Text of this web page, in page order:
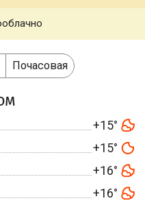
Почасовая
+15°
+15°
+16°
+16°